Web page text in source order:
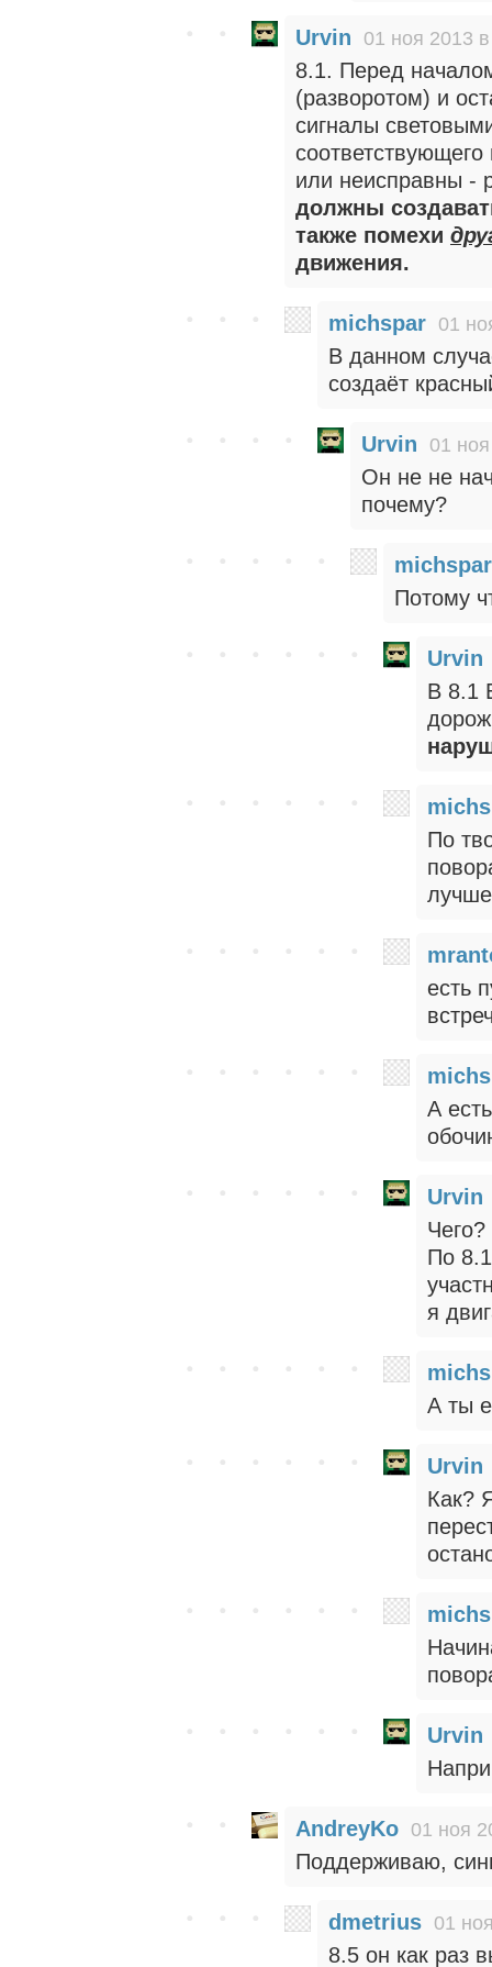
Urvin 01 ноя 2013
8.1. Перед
(разворотом) и
сигналы
или неисправны -
должны
также помехи
движения.
michspar 01
В данном
создаёт
Urvin 01
Он не не
почему?
michspar
Потому
Urvin
В 8.1
По
есть
А
Urvin
Чего?
По
я
А ты
Urvin
Как?
Urvin
AndreyKo 01 ноя
Поддерживаю,
dmetrius 01
8.5 он как раз